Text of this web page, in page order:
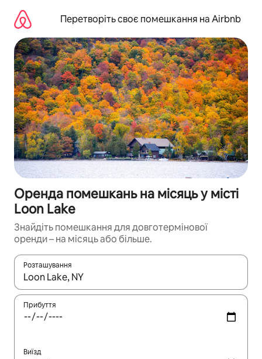
вмісту
Перетворіть своє помешкання на Airbnb
Оренда помешкань на місяць у місті
Loon Lake
Знайдіть помешкання для довготермінової
оренди – на місяць або більше.
Розташування
Отримавши результати пошуку, використовуйте для
Прибуття
Виїзд